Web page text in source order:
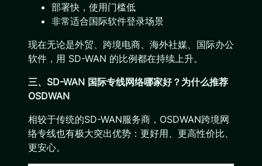
部署快，使用门槛低
非常适合国际软件登录场景
现在无论是外贸、跨境电商、海外社媒、国际办公
软件，用 SD-WAN 的比例都在持续上升。
三、SD-WAN 国际专线网络哪家好？为什么推荐
OSDWAN
相较于传统的SD-WAN服务商，OSDWAN跨境网
络专线也有极大突出优势：更好用、更高性价比、
更安心。